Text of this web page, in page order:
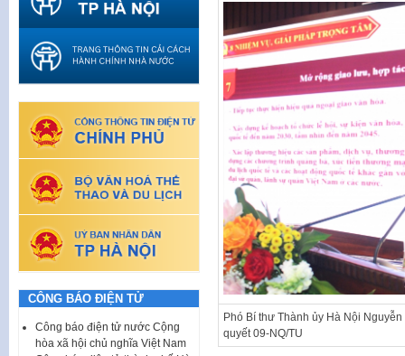
Phó Bí thư Thành ủy Hà Nội
quyết 09-NQ/TU
CÔNG BÁO ĐIỆN TỬ
Công báo điện tử nước Cộng
hòa xã hội chủ nghĩa Việt Nam